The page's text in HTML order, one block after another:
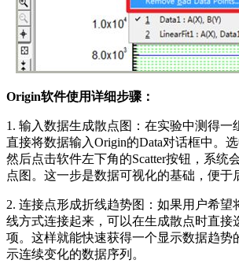
Origin软件使用详细步骤：
1. 输入数据生成散点图：在实验中测得一
直接将数据输入Origin的Data对话框中。
然后点击软件左下角的Scatter按钮，系统
点图。这一步是数据可视化的基础，便于
2. 连接点形成折线趋势图：如果用户希望
线方式连接起来，可以在生成散点时直接
项。这样就能快速获得一个显示数据趋势
示连续变化的数据序列。